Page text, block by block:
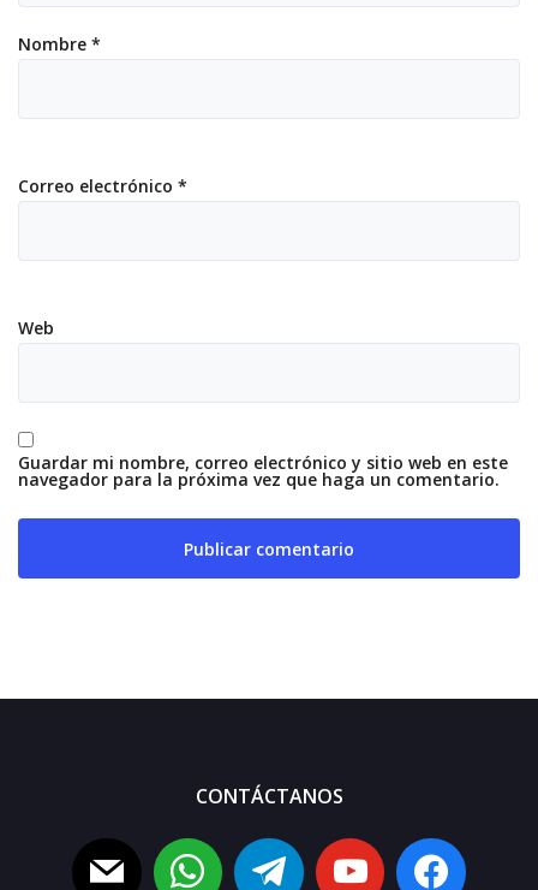
Nombre *
Correo electrónico *
Web
Guardar mi nombre, correo electrónico y sitio web en este
navegador para la próxima vez que haga un comentario.
CONTÁCTANOS